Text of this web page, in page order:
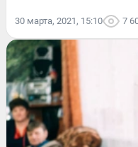
30 марта, 2021, 15:10 7